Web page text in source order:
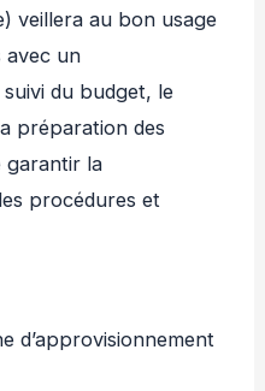
veillera au bon usage
avec un
du budget, le
préparation des
garantir la
procédures et
d’approvisionnement